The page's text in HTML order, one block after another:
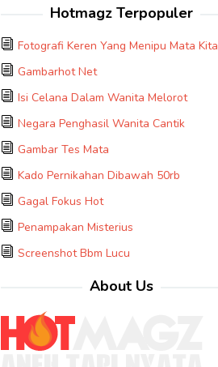
Hotmagz Terpopuler
Fotografi Keren Yang Menipu Mata Kita
Gambarhot Net
Isi Celana Dalam Wanita Melorot
Negara Penghasil Wanita Cantik
Gambar Tes Mata
Kado Pernikahan Dibawah 50rb
Gagal Fokus Hot
Penampakan Misterius
Screenshot Bbm Lucu
About Us